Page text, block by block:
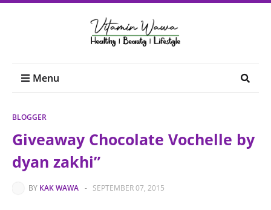
Menu
BLOGGER
Giveaway Chocolate Vochelle by
dyan zakhi”
BY KAK WAWA - SEPTEMBER 07, 2015